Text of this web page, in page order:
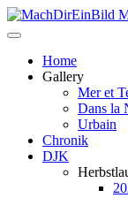
Home
Gallery
Mer et
Dans la
Urbain
Chronik
DJK